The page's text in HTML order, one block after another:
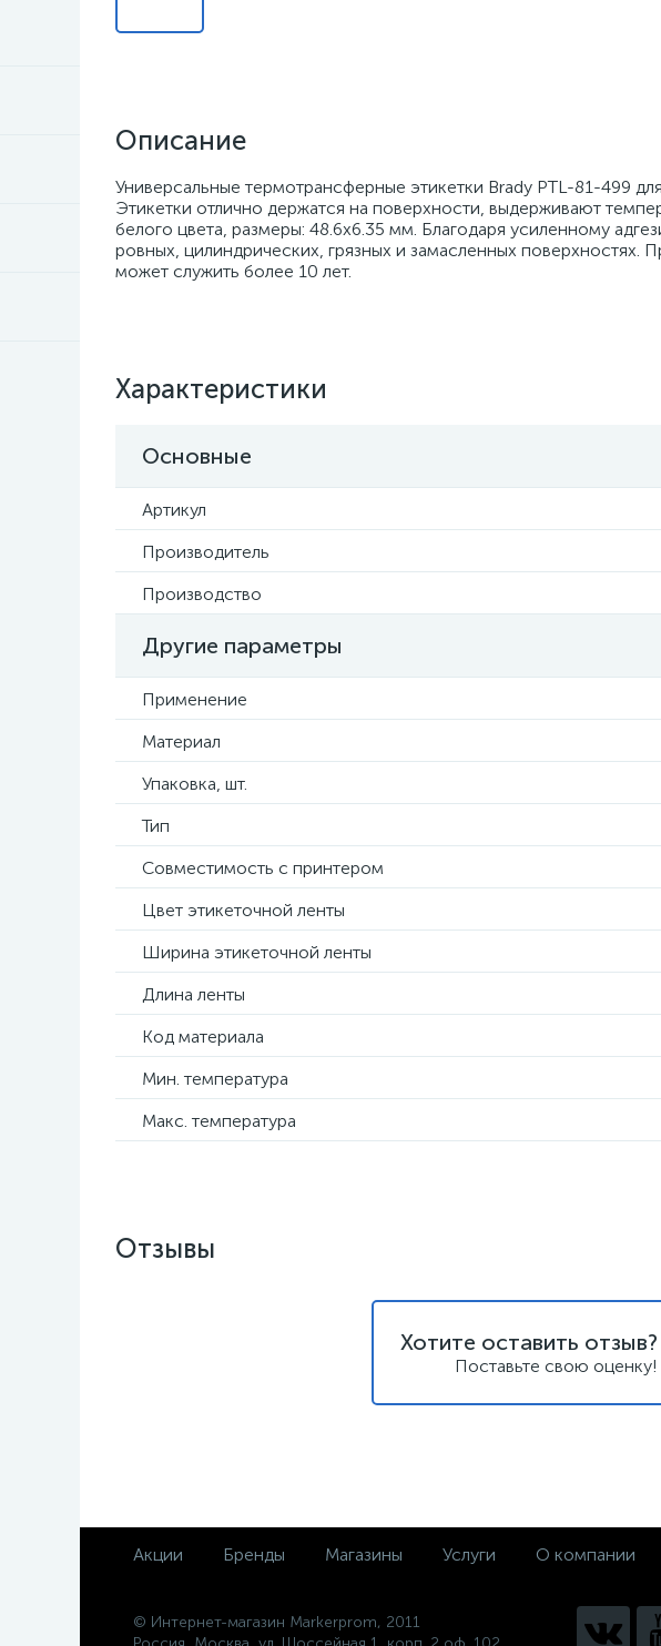
Описание
Универсальные термотрансферные этикетки Brady PTL-81-499
Этикетки отлично держатся на поверхности, выдерживают
белого цвета, размеры: 48.6х6.35 мм. Благодаря усиленному
ровных, цилиндрических, грязных и замасленных поверхностях.
может служить более 10 лет.
Характеристики
Основные
Артикул
Производитель
Производство
Другие параметры
Применение
Материал
Упаковка, шт.
Тип
Совместимость с принтером
Цвет этикеточной ленты
Ширина этикеточной ленты
Длина ленты
Код материала
Мин. температура
Макс. температура
Отзывы
Хотите оставить отзыв?
Поставьте свою оценку!
Акции Бренды Магазины Услуги О компании
© Интернет-магазин Markerprom, 2011